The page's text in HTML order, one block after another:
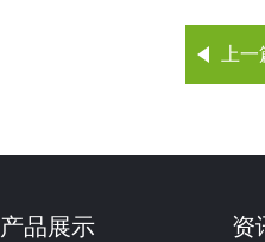
上一
产品展示 资